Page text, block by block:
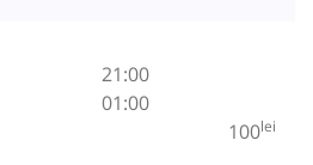
21:00
01:00
100lei